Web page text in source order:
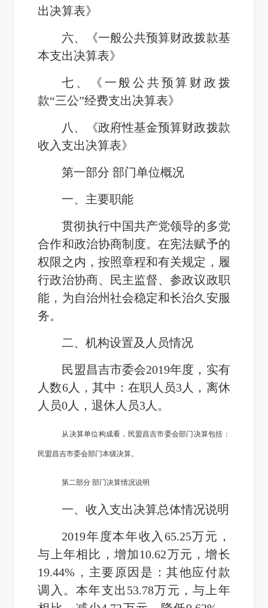
出决算表》
六、《一般公共预算财政拨款基
本支出决算表》
七、《一般公共预算财政拨
款“三公”经费支出决算表》
八、《政府性基金预算财政拨款
收入支出决算表》
第一部分 部门单位概况
一、主要职能
贯彻执行中国共产党领导的多党
合作和政治协商制度。在宪法赋予的
权限之内，按照章程和有关规定，履
行政治协商、民主监督、参政议政职
能，为自治州社会稳定和长治久安服
务。
二、机构设置及 人员情况
民盟昌吉市委会2019年度，实有
人数6人，其中：在职人员3人，离休
人员0人，退休人员3人。
从决算单位构成看，民盟昌吉市委会部门决算包括：
民盟昌吉市委会部门本级决算。
第二部分 部门决算情况说明
一、收入支出决算总体情况说明
2019年度本年收入 65.25万元，
与上年相比，增加10.62万元，增长
19.44% ，主要原因是：其他应付款
调入。本年支出 53.78万元，与上年